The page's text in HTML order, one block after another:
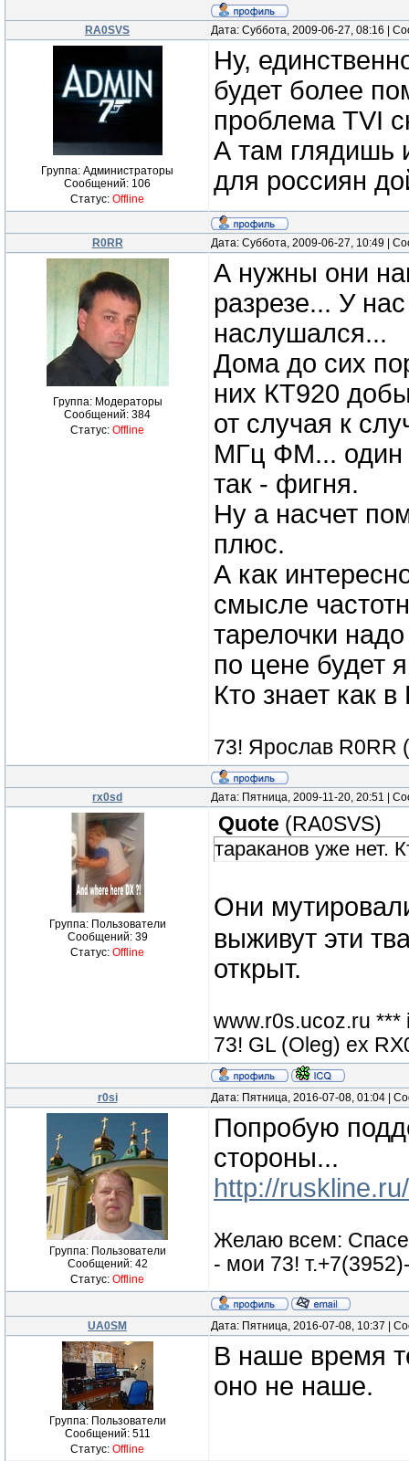
RA0SVS Дата: Суббота, 2009-06-27, 08:16 |
Группа: Администраторы
Сообщений: 106
Статус: Offline
Ну,
будет более
проблема TVI
А там глядишь
для россиян
R0RR Дата: Суббота, 2009-06-27, 10:49 |
Группа: Модераторы
Сообщений: 384
Статус: Offline
А нужны они
разрезе... У
наслушался...
Дома до сих
них КТ920
от случая к
МГц ФМ... один
так - фигня.
Ну а насчет
плюс.
А как
смысле
тарелочки
по цене будет
Кто знает как
73! Ярослав R0RR
rx0sd Дата: Пятница, 2009-11-20, 20:51 |
Группа: Пользователи
Сообщений: 39
Статус: Offline
Quote (RA0SVS)
тараканов уже нет.
Они
выживут эти
открыт.
www.r0s.ucoz.ru ***
73! GL (Oleg) ex
r0si Дата: Пятница, 2016-07-08, 01:04 |
Группа: Пользователи
Сообщений: 42
Статус: Offline
Попробую
стороны...
http://
Желаю всем:
- мои 73!
UA0SM Дата: Пятница, 2016-07-08, 10:37 |
Группа: Пользователи
Сообщений: 511
Статус: Offline
В наше время
оно не наше.